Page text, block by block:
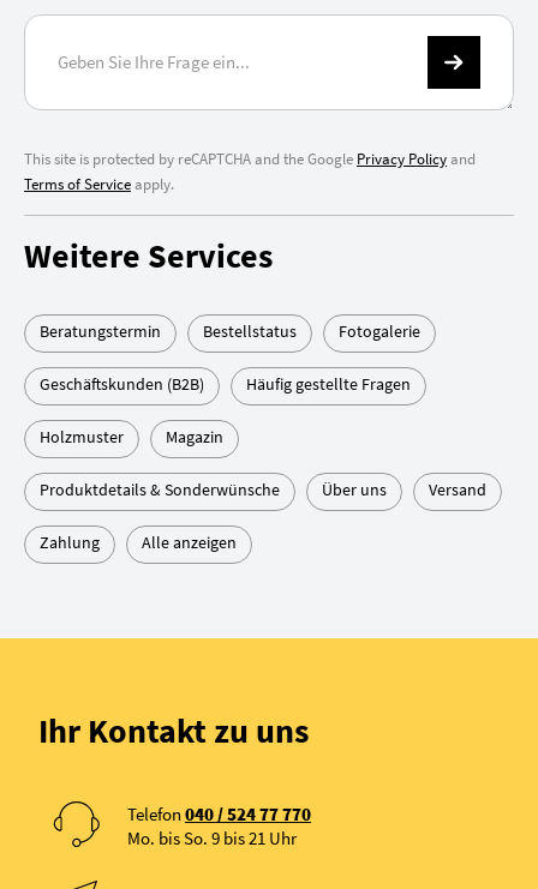
This site is protected by reCAPTCHA and the Google Privacy Policyand
Terms of Serviceapply.
Weitere Services
Beratungstermin Bestellstatus Fotogalerie
Geschäftskunden (B2B) Häufig gestellte Fragen
Holzmuster Magazin
Produktdetails & Sonderwünsche Über uns Versand
Zahlung Alle anzeigen
Ihr Kontakt zu uns
Telefon 040 / 524 77 770
Mo. bis So. 9 bis 21 Uhr